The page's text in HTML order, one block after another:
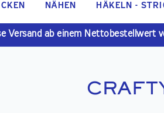
NÄHEN HÄKELN -
Versand ab einem Nettobestellwert